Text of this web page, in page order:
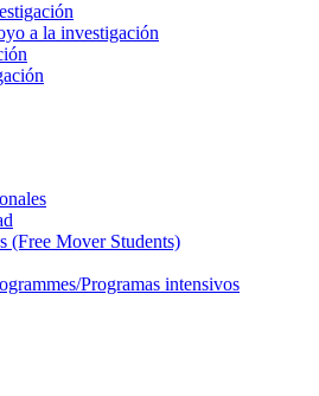
a la investigación
(Free Mover Students)
Programas intensivos